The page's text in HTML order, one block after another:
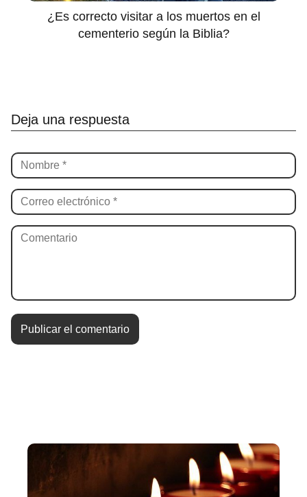
¿Es correcto visitar a los muertos en el
cementerio según la Biblia?
Deja una respuesta